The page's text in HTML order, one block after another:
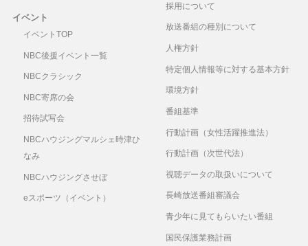
イベント
イベントTOP
NBC後援イベント一覧
NBCクラシック
NBC寄席の会
招待試写会
NBCハウジングマルシェ時津ひ
なみ
NBCハウジングさせぼ
eスポーツ（イベント）
採用について
放送番組の種別について
人権方針
特定個人情報等に対する基本方針
環境方針
番組基準
行動計画（女性活躍推進法）
行動計画（次世代法）
視聴データの取扱いについて
長崎放送番組審議会
青少年に見てもらいたい番組
国民保護業務計画